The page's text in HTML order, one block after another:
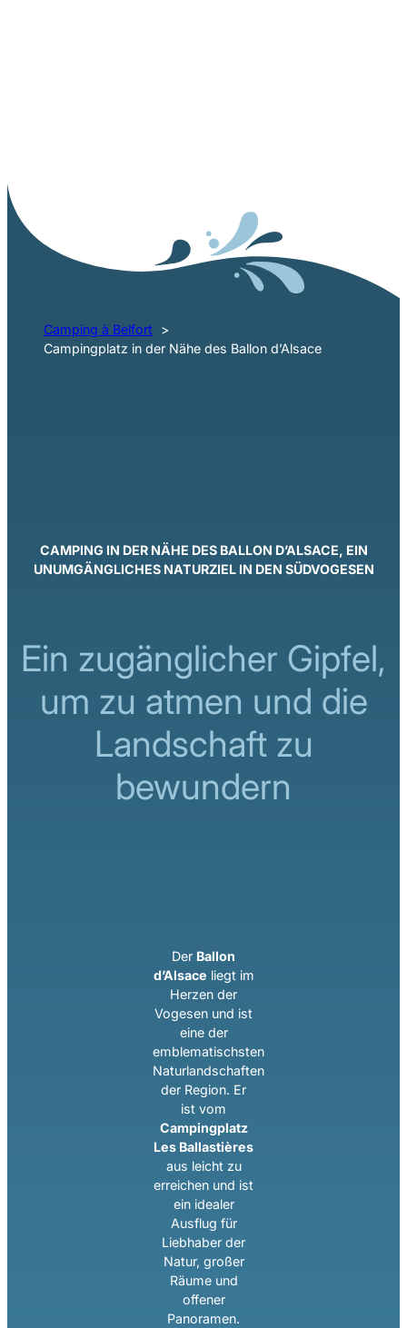
Camping à Belfort
Campingplatz in der Nähe des Ballon d’Alsace
CAMPING IN DER NÄHE DES BALLON D’ALSACE, EIN
UNUMGÄNGLICHES NATURZIEL IN DEN SÜDVOGESEN
Ein zugänglicher Gipfel,
um zu atmen und die
Landschaft zu
bewundern
Der Ballon
d’Alsace liegt im
Herzen der
Vogesen und ist
eine der
emblematischsten
Naturlandschaften
der Region. Er
ist vom
Campingplatz
Les Ballastières
aus leicht zu
erreichen und ist
ein idealer
Ausflug für
Liebhaber der
Natur, großer
Räume und
offener
Panoramen.